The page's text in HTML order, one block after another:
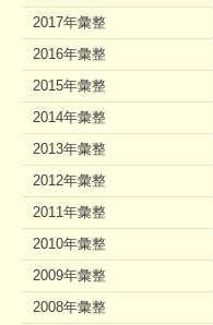
2017年彙整
2016年彙整
2015年彙整
2014年彙整
2013年彙整
2012年彙整
2011年彙整
2010年彙整
2009年彙整
2008年彙整